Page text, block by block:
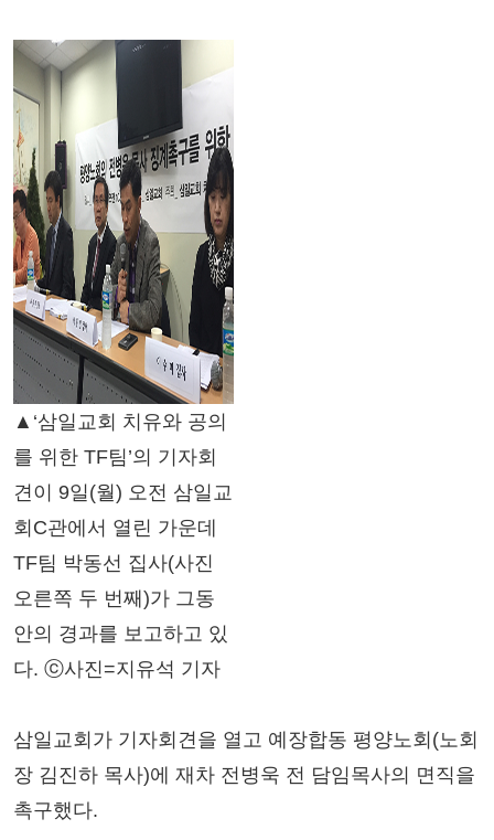
▲‘삼일교회 치유와 공의
를 위한 TF팀’의 기자회
견이 9일(월) 오전 삼일교
회C관에서 열린 가운데
TF팀 박동선 집사(사진
오른쪽 두 번째)가 그동
안의 경과를 보고하고 있
다. ⓒ사진=지유석 기자
삼일교회가 기자회견을 열고 예장합동 평양노회(노회
장 김진하 목사)에 재차 전병욱 전 담임목사의 면직을
촉구했다.